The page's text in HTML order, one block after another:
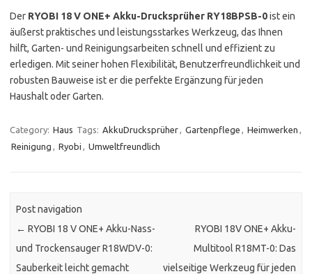
Der RYOBI 18 V ONE+ Akku-Drucksprüher RY18BPSB-0ist ein
äußerst praktisches und leistungsstarkes Werkzeug, das Ihnen
hilft, Garten- und Reinigungsarbeiten schnell und effizient zu
erledigen. Mit seiner hohen Flexibilität, Benutzerfreundlichkeit und
robusten Bauweise ist er die perfekte Ergänzung für jeden
Haushalt oder Garten.
Category: Haus Tags: AkkuDrucksprüher, Gartenpflege , Heimwerken ,
Reinigung , Ryobi , Umweltfreundlich
Post navigation
← RYOBI 18 V ONE+ Akku-Nass-
und Trockensauger R18WDV-0:
Sauberkeit leicht gemacht
RYOBI 18V ONE+ Akku-
Multitool R18MT-0: Das
vielseitige Werkzeug für jeden